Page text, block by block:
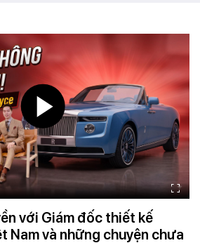
với Giám đốc thiết kế
Nam và những chuyện chưa